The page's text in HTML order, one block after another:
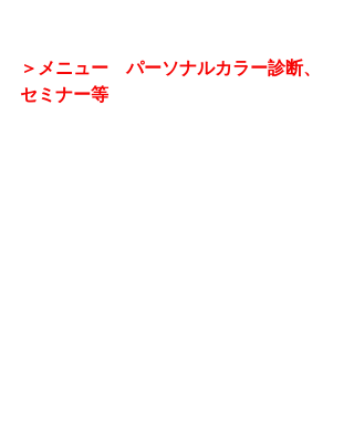
＞メニュー　パーソナルカラー診断、
セミナー等